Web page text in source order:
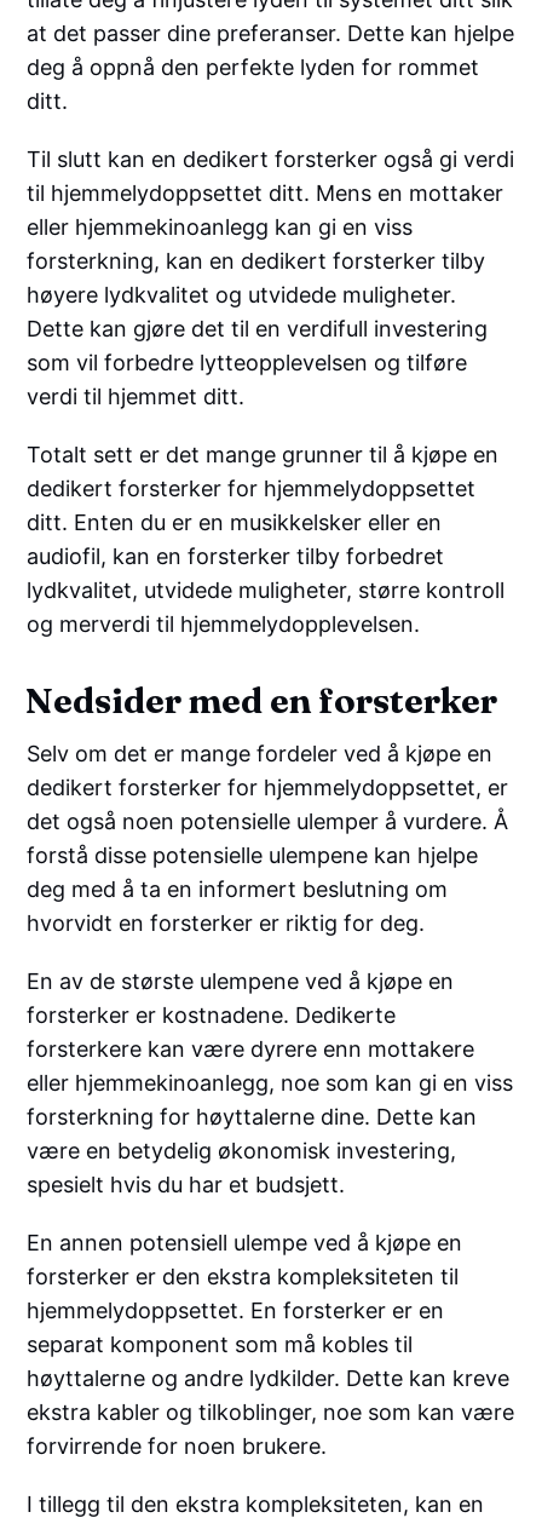
at det passer dine preferanser. Dette kan hjelpe
deg å oppnå den perfekte lyden for rommet
ditt.
Til slutt kan en dedikert forsterker også gi verdi
til hjemmelydoppsettet ditt. Mens en mottaker
eller hjemmekinoanlegg kan gi en viss
forsterkning, kan en dedikert forsterker tilby
høyere lydkvalitet og utvidede muligheter.
Dette kan gjøre det til en verdifull investering
som vil forbedre lytteopplevelsen og tilføre
verdi til hjemmet ditt.
Totalt sett er det mange grunner til å kjøpe en
dedikert forsterker for hjemmelydoppsettet
ditt. Enten du er en musikkelsker eller en
audiofil, kan en forsterker tilby forbedret
lydkvalitet, utvidede muligheter, større kontroll
og merverdi til hjemmelydopplevelsen.
Nedsider med en forsterker
Selv om det er mange fordeler ved å kjøpe en
dedikert forsterker for hjemmelydoppsettet, er
det også noen potensielle ulemper å vurdere. Å
forstå disse potensielle ulempene kan hjelpe
deg med å ta en informert beslutning om
hvorvidt en forsterker er riktig for deg.
En av de største ulempene ved å kjøpe en
forsterker er kostnadene. Dedikerte
forsterkere kan være dyrere enn mottakere
eller hjemmekinoanlegg, noe som kan gi en viss
forsterkning for høyttalerne dine. Dette kan
være en betydelig økonomisk investering,
spesielt hvis du har et budsjett.
En annen potensiell ulempe ved å kjøpe en
forsterker er den ekstra kompleksiteten til
hjemmelydoppsettet. En forsterker er en
separat komponent som må kobles til
høyttalerne og andre lydkilder. Dette kan kreve
ekstra kabler og tilkoblinger, noe som kan være
forvirrende for noen brukere.
I tillegg til den ekstra kompleksiteten, kan en